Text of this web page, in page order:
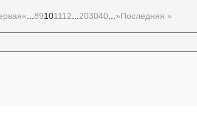
« 89101112 203040 »Последняя »